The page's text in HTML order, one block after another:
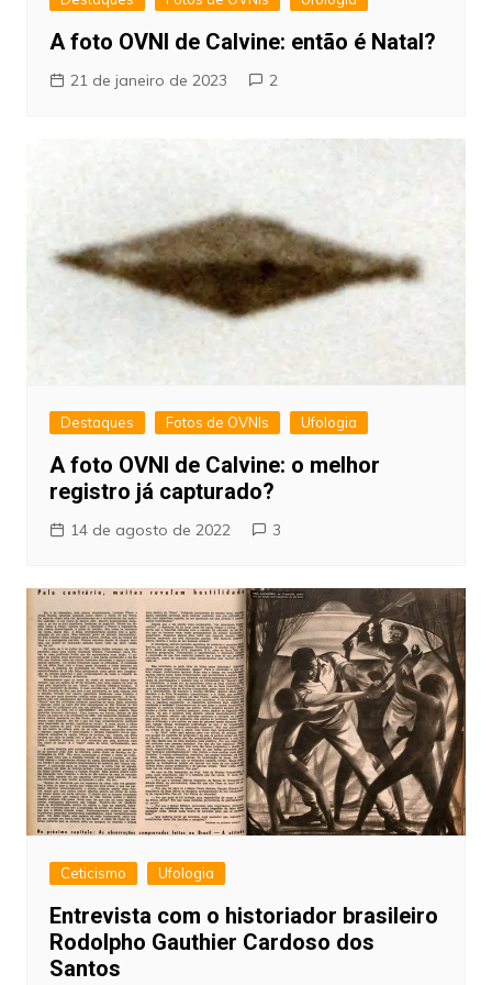
A foto OVNI de Calvine: então é Natal?
21 de janeiro de 2023 2
Destaques Fotos de OVNIs Ufologia
A foto OVNI de Calvine: o melhor
registro já capturado?
14 de agosto de 2022 3
Ceticismo Ufologia
Entrevista com o historiador brasileiro
Rodolpho Gauthier Cardoso dos
Santos